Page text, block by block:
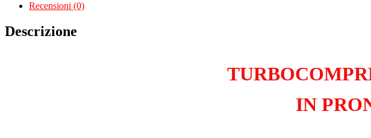
Cargo
Multijet
263A2000
Recensioni (0)
Descrizione
IN